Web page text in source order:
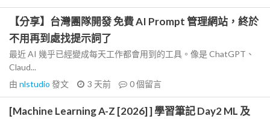
【分享】台灣團隊開發 免費 AI Prompt 管理網站，終於
不用再到處找提示詞了
最近 AI 幾乎已經變成每天工作都會用到的工具。像是 ChatGPT、
Claud...
由 nlstudio 發文 3 天前 0個留言
[Machine Learning A-Z [2026] ] 學習筆記 Day2 ML 及